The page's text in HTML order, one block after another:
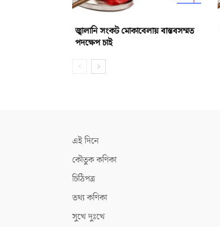
জ্বালানি সংকট মোকাবেলায় বাস্তবসম্মত
পদক্ষেপ চাই
এই দিনে
কৌতুক কণিকা
চিঠিপত্র
তথ্য কণিকা
সুখে দুঃখে